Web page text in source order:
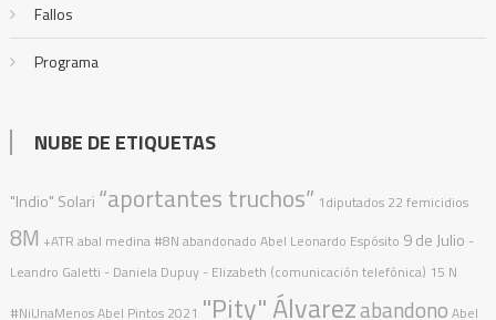
Fallos
Programa
NUBE DE ETIQUETAS
"Indio" Solari “aportantes truchos” 1diputados 22 femicidios
8M +ATR abal medina #8N abandonado Abel Leonardo Espósito 9 de Julio -
Leandro Galetti - Daniela Dupuy - Elizabeth (comunicación telefónica) 15 N
#NiUnaMenosAbel Pintos 2021 "Pity" Álvarezabandono Abel